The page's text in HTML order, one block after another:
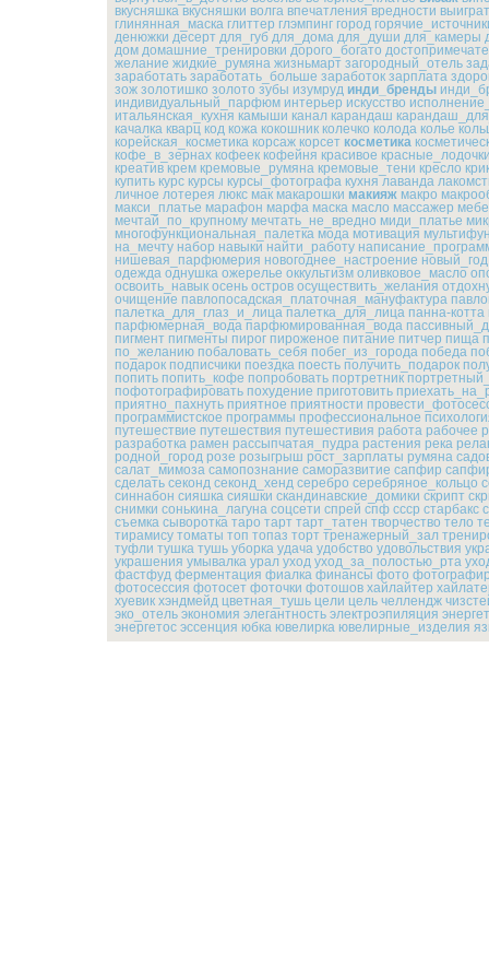
вкусняшка вкусняшки волга впечатления вредности
глинянная_маска глиттер глэмпинг город
денюжки десерт для_губ для_дома для_души для_камеры
дом домашние_тренировки дорого_богато
желание жидкие_румяна жизньмарт загородный_отель
заработать заработать_больше заработок зарплата
зож золотишко золото зубы изумруд инди_бренды
индивидуальный_парфюм интерьер искусство
итальянская_кухня камыши канал карандаш
качалка кварц код кожа кокошник колечко колода колье
корейская_косметика корсаж корсет косметика
кофе_в_зернах кофеек кофейня красивое
креатив крем кремовые_румяна кремовые_тени кресло
купить курс курсы курсы_фотографа кухня лаванда
личное лотерея люкс мак макарошки макияж макро
макси_платье марафон марфа маска масло массажер
мечтай_по_крупному мечтать_не_вредно миди_платье
многофункциональная_палетка мода мотивация
на_мечту набор навыки найти_работу
нишевая_парфюмерия новогоднее_настроение новый_год
одежда однушка ожерелье оккультизм оливковое_масло
освоить_навык осень остров осуществить_желания
очищение павлопосадская_платочная_мануфактура
палетка_для_глаз_и_лица палетка_для_лица панна-котта
парфюмерная_вода парфюмированная_вода
пигмент пигменты пирог пироженое питание питчер пища
по_желанию побаловать_себя побег_из_города победа
подарок подписчики поездка поесть получить_подарок
попить попить_кофе попробовать портретник
пофотографировать похудение приготовить
приятно_пахнуть приятное приятности
программистское программы профессиональное
путешествие путешествия путешестивия работа рабочее
разработка рамен рассыпчатая_пудра растения река
родной_город розе розыгрыш рост_зарплаты румяна
салат_мимоза самопознание саморазвитие сапфир
сделать секонд секонд_хенд серебро серебряное_кольцо
синнабон сияшка сияшки скандинавские_домики скрипт
снимки сонькина_лагуна соцсети спрей спф ссср старбакс
съемка сыворотка таро тарт тарт_татен творчество тело
тирамису томаты топ топаз торт тренажерный_зал
туфли тушка тушь уборка удача удобство удовольствия
украшения умывалка урал уход уход_за_полостью_рта
фастфуд ферментация фиалка финансы фото
фотосессия фотосет фоточки фотошов хайлайтер
хуевик хэндмейд цветная_тушь цели цель челлендж
эко_отель экономия элегантность электроэпиляция
энергетос эссенция юбка ювелирка ювелирные_изделия